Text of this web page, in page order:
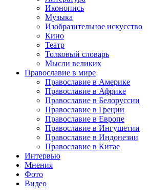
Иконопись
Музыка
Изобразительное искусство
Кино
Театр
Толковый словарь
Мысли великих
Православие в мире
Православие в Америке
Православие в Африке
Православие в Белоруссии
Православие в Греции
Православие в Европе
Православие в Ингушетии
Православие в Индонезии
Православие в Китае
Интервью
Мнения
Фото
Видео